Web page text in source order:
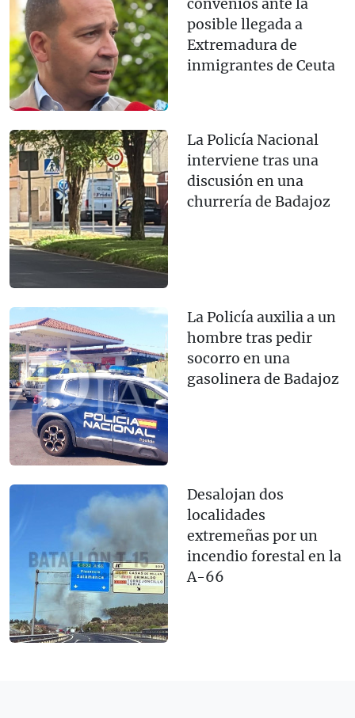
convenios ante la
posible llegada a
Extremadura de
inmigrantes de Ceuta
La Policía Nacional
interviene tras una
discusión en una
churrería de Badajoz
La Policía auxilia a un
hombre tras pedir
socorro en una
gasolinera de Badajoz
Desalojan dos
localidades
extremeñas por un
incendio forestal en la
A-66